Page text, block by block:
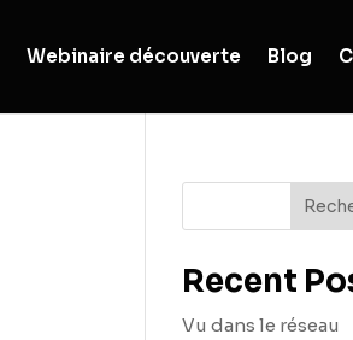
Webinaire découverte Blog
Recent
Vu dans le réseau